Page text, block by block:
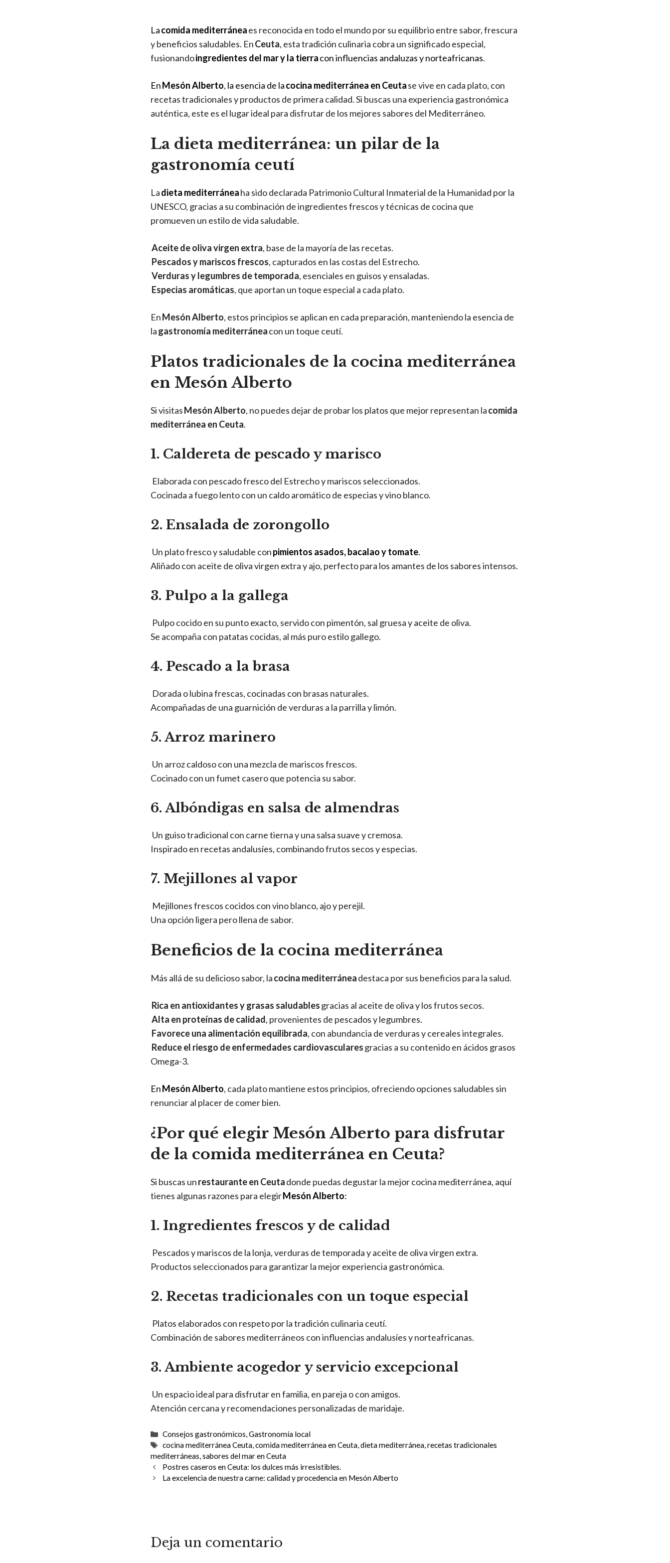
Lacomida mediterráneaes reconocida en todo el mundo por su equilibrio entre sabor, frescura
y beneficios saludables. EnCeuta, esta tradición culinaria cobra un significado especial,
fusionandoingredientes del mar y la tierracon influencias andaluzas y norteafricanas.
EnMesón Alberto, la esencia de lacocina mediterránea en Ceutase vive en cada plato, con
recetas tradicionales y productos de primera calidad. Si buscas una experiencia gastronómica
auténtica, este es el lugar ideal para disfrutar de los mejores sabores del Mediterráneo.
La dieta mediterránea: un pilar de la
gastronomía ceutí
Ladieta mediterráneaha sido declarada Patrimonio Cultural Inmaterial de la Humanidad por la
UNESCO, gracias a su combinación de ingredientes frescos y técnicas de cocina que
promueven un estilo de vida saludable.
Aceite de oliva virgen extra, base de la mayoría de las recetas.
Pescados y mariscos frescos, capturados en las costas del Estrecho.
Verduras y legumbres de temporada, esenciales en guisos y ensaladas.
Especias aromáticas, que aportan un toque especial a cada plato.
EnMesón Alberto, estos principios se aplican en cada preparación, manteniendo la esencia de
lagastronomía mediterráneacon un toque ceutí.
Platos tradicionales de la cocina mediterránea
en Mesón Alberto
Si visitasMesón Alberto, no puedes dejar de probar los platos que mejor representan lacomida
mediterránea en Ceuta.
1. Caldereta de pescado y marisco
Elaborada con pescado fresco del Estrecho y mariscos seleccionados.
Cocinada a fuego lento con un caldo aromático de especias y vino blanco.
2. Ensalada de zorongollo
Un plato fresco y saludable conpimientos asados, bacalao y tomate.
Aliñado con aceite de oliva virgen extra y ajo, perfecto para los amantes de los sabores intensos.
3. Pulpo a la gallega
Pulpo cocido en su punto exacto, servido con pimentón, sal gruesa y aceite de oliva.
Se acompaña con patatas cocidas, al más puro estilo gallego.
4. Pescado a la brasa
Dorada o lubina frescas, cocinadas con brasas naturales.
Acompañadas de una guarnición de verduras a la parrilla y limón.
5. Arroz marinero
Un arroz caldoso con una mezcla de mariscos frescos.
Cocinado con un fumet casero que potencia su sabor.
6. Albóndigas en salsa de almendras
Un guiso tradicional con carne tierna y una salsa suave y cremosa.
Inspirado en recetas andalusíes, combinando frutos secos y especias.
7. Mejillones al vapor
Mejillones frescos cocidos con vino blanco, ajo y perejil.
Una opción ligera pero llena de sabor.
Beneficios de la cocina mediterránea
Más allá de su delicioso sabor, lacocina mediterráneadestaca por sus beneficios para la salud.
Rica en antioxidantes y grasas saludablesgracias al aceite de oliva y los frutos secos.
Alta en proteínas de calidad, provenientes de pescados y legumbres.
Favorece una alimentación equilibrada, con abundancia de verduras y cereales integrales.
Reduce el riesgo de enfermedades cardiovascularesgracias a su contenido en ácidos grasos
Omega-3.
EnMesón Alberto, cada plato mantiene estos principios, ofreciendo opciones saludables sin
renunciar al placer de comer bien.
¿Por qué elegir Mesón Alberto para disfrutar
de la comida mediterránea en Ceuta?
Si buscas unrestaurante en Ceutadonde puedas degustar la mejor cocina mediterránea, aquí
tienes algunas razones para elegirMesón Alberto:
1. Ingredientes frescos y de calidad
Pescados y mariscos de la lonja, verduras de temporada y aceite de oliva virgen extra.
Productos seleccionados para garantizar la mejor experiencia gastronómica.
2. Recetas tradicionales con un toque especial
Platos elaborados con respeto por la tradición culinaria ceutí.
Combinación de sabores mediterráneos con influencias andalusíes y norteafricanas.
3. Ambiente acogedor y servicio excepcional
Un espacio ideal para disfrutar en familia, en pareja o con amigos.
Atención cercana y recomendaciones personalizadas de maridaje.
Categorías
Consejos gastronómicos,Gastronomía local
Etiquetas
cocina mediterránea Ceuta,comida mediterránea en Ceuta,dieta mediterránea,recetas tradicionales
mediterráneas,sabores del mar en Ceuta
Postres caseros en Ceuta: los dulces más irresistibles.
La excelencia de nuestra carne: calidad y procedencia en Mesón Alberto
Deja un comentario